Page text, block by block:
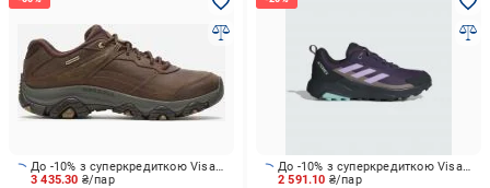
3 435.30 ₴/пар
До -10% з суперкредиткою Visa Вигода
2 591.10 ₴/пар
До -10% з суперкредиткою Visa Вигода